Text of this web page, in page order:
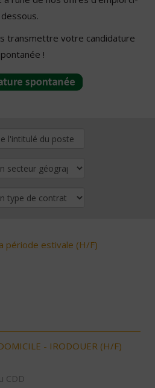
dessous.
transmettre votre candidature
!
période estivale (H/F)
- IRODOUER (H/F)
CDD